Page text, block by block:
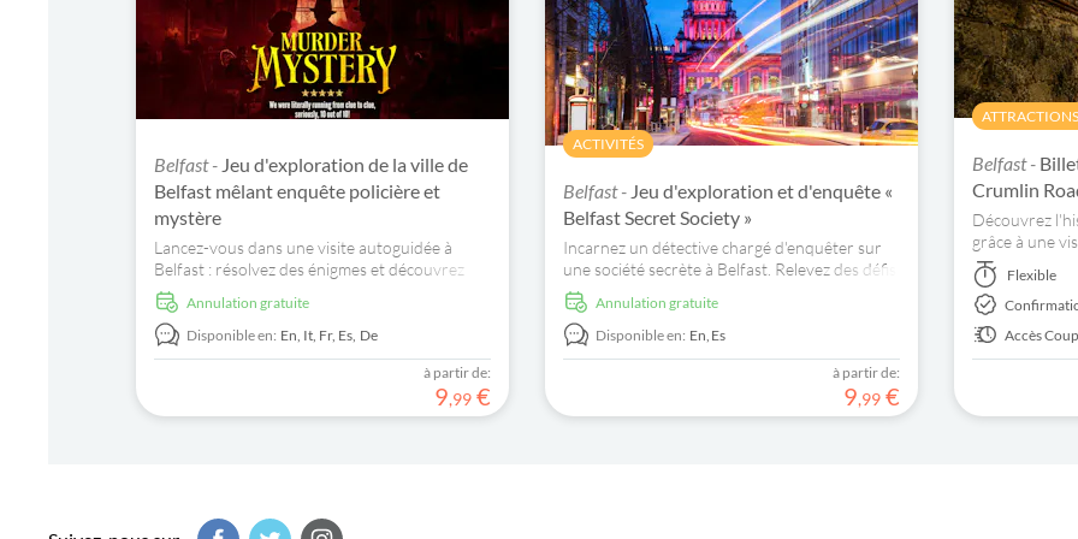
Belfast - Jeu d'exploration de la ville de
Belfast mêlant enquête policière et
mystère
Lancez-vous dans une visite autoguidée à
Belfast : résolvez des énigmes et découvrez
des lieux emblématiques tout en menant
l'enquête sur un meurtre.
Annulation gratuite
Disponible en: En, It, Fr, Es, De
à partir de:
9,99 €
ACTIVITÉS
Belfast - Jeu d'exploration et d'enquête «
Belfast Secret Society »
Incarnez un détective chargé d'enquêter sur
une société secrète à Belfast. Relevez des défis
répartis sur 12 chapitres dans des lieux réels
de la ville.Annulation gratuite
Disponible en: En,Es
à partir de:
9,99 €
Belfast -
Crumlin
Découvrez
grâce à une
Road, et
1 Go incluse.
Flexible
Accès